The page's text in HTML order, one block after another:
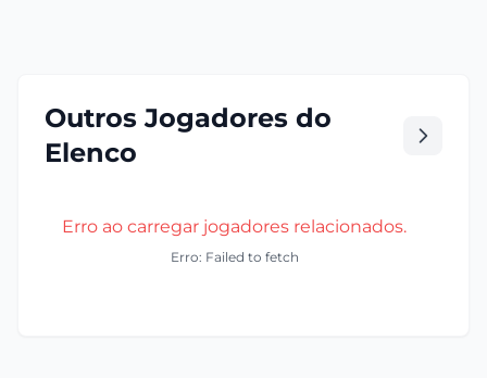
Outros Jogadores do
Elenco
Erro ao carregar jogadores relacionados.
Erro: Failed to fetch